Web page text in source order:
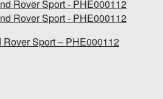
Sport – PHE000112